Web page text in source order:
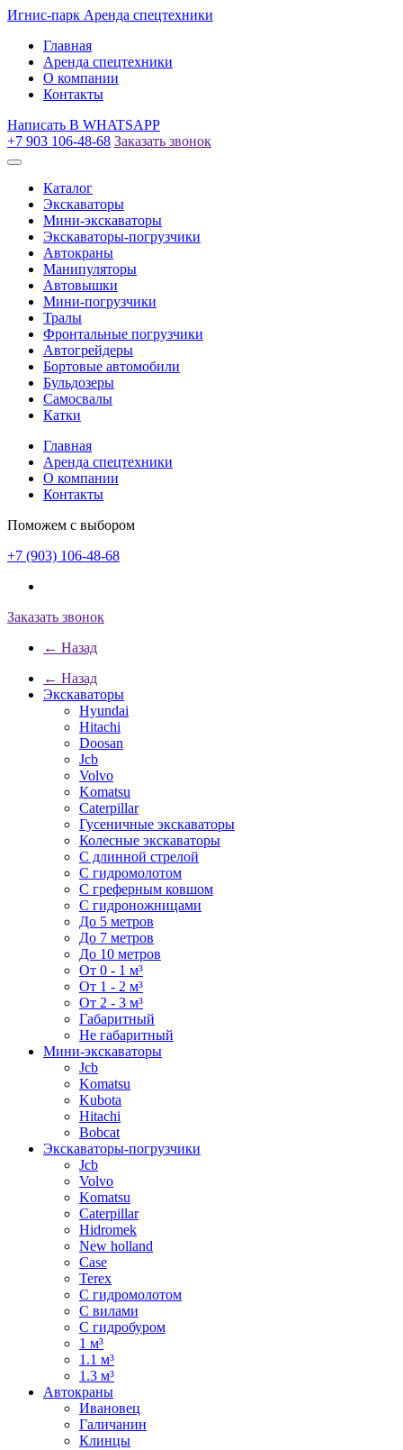
Игнис-парк Аренда спецтехники
Главная
Аренда спецтехники
О компании
Контакты
Написать В WHATSAPP
+7 903 106-48-68 Заказать звонок
Каталог
Экскаваторы
Мини-экскаваторы
Экскаваторы-погрузчики
Автокраны
Манипуляторы
Автовышки
Мини-погрузчики
Тралы
Фронтальные погрузчики
Автогрейдеры
Бортовые автомобили
Бульдозеры
Самосвалы
Катки
Главная
Аренда спецтехники
О компании
Контакты
Поможем с выбором
+7 (903) 106-48-68
Заказать звонок
← Назад
← Назад
Экскаваторы
Hyundai
Hitachi
Doosan
Jcb
Volvo
Komatsu
Caterpillar
Гусеничные экскаваторы
Колесные экскаваторы
С длинной стрелой
С гидромолотом
С греферным ковшом
С гидроножницами
До 5 метров
До 7 метров
До 10 метров
От 0 - 1 м³
От 1 - 2 м³
От 2 - 3 м³
Габаритный
Не габаритный
Мини-экскаваторы
Jcb
Komatsu
Kubota
Hitachi
Bobcat
Экскаваторы-погрузчики
Jcb
Volvo
Komatsu
Caterpillar
Hidromek
New holland
Case
Terex
С гидромолотом
С вилами
С гидробуром
1 м³
1.1 м³
1.3 м³
Автокраны
Ивановец
Галичанин
Клинцы